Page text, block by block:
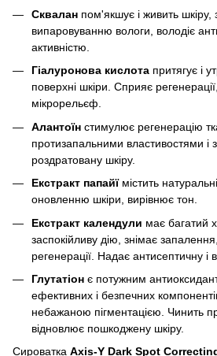
Сквалан пом'якшує і живить шкіру,
випаровуванню вологи, володіє
активністю.
Гіалуронова кислота притягує і
поверхні шкіри. Сприяє
мікрорельєф.
Алантоїн стимулює регенерацію
протизапальними властивостями і
роздратовану шкіру.
Екстракт папайїмістить
оновленню шкіри, вирівнює тон.
Екстракт календули має багатий
заспокійливу дію, знімає
регенерації. Надає антисептичну і
Глутатіон є потужним
ефективних і безпечних
небажаною пігментацією. Чинить
відновлює пошкоджену шкіру.
Сироватка Axis-Y Dark Spot